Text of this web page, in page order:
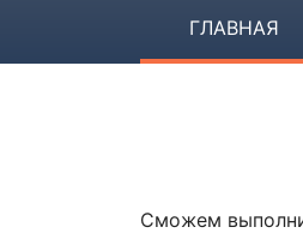
ГЛАВНАЯ
Сможем